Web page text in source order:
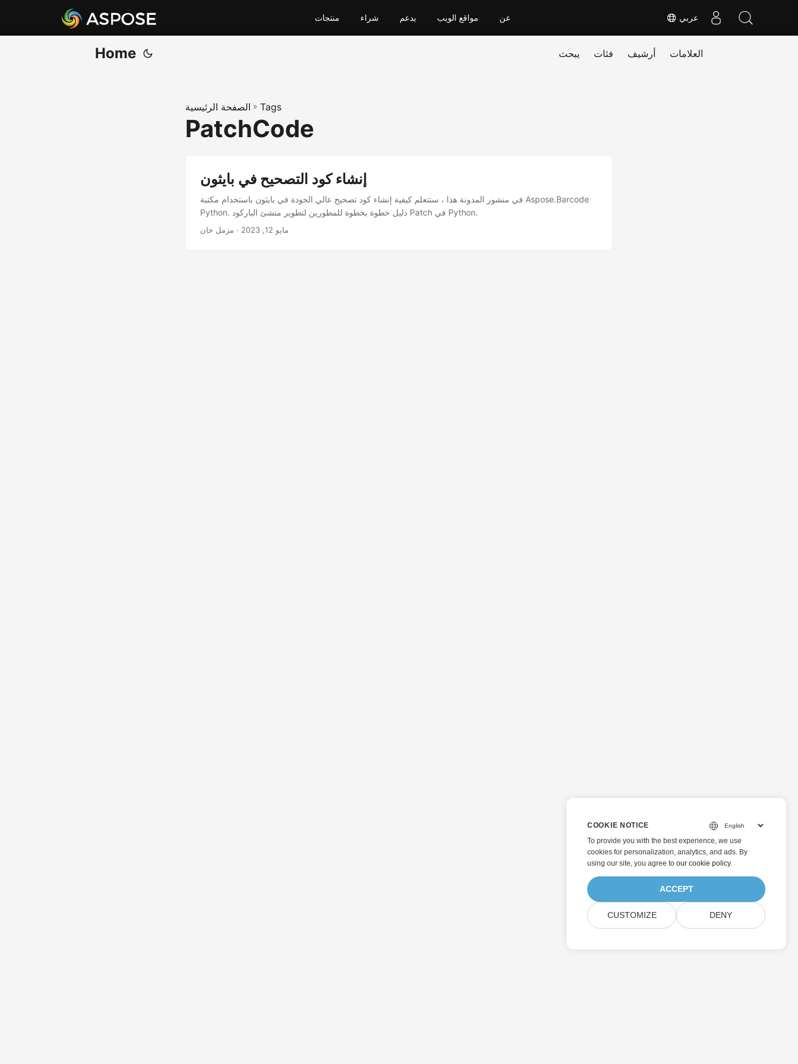
عربي منتجات شراء يدعم مواقع الويب عن
Home يبحث فئات أرشيف العلامات
الصفحة الرئيسية » Tags
PatchCode
إنشاء كود التصحيح في بايثون
في منشور المدونة هذا ، ستتعلم كيفية إنشاء كود تصحيح عالي الجودة في بايثون باستخدام مكتبة Aspose.Barcode
Python. دليل خطوة بخطوة للمطورين لتطوير منشئ الباركود Patch في Python.
مايو 12, 2023 · مزمل خان
COOKIE NOTICE
To provide you with the best experience, we use
cookies for personalization, analytics, and ads. By
using our site, you agree to our cookie policy.
ACCEPT
CUSTOMIZE DENY